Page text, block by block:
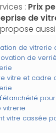
: Prix
de
aussi
de vitrerie
de
vitre et cadre
vitrerie
vitre cassée